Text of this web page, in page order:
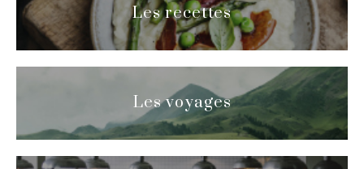
Les recettes
Les voyages